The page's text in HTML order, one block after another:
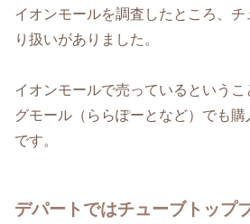
イオンモールを調査したところ、
り扱いがありました。
イオンモールで売っているという
グモール（ららぽーとなど）でも
です。
デパートではチューブトップ